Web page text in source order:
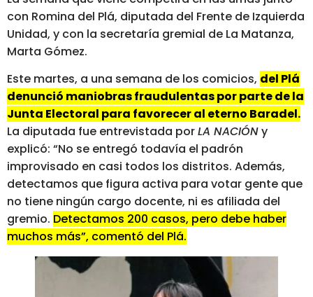
con Romina del Plá, diputada del Frente de Izquierda
Unidad, y con la secretaría gremial de La Matanza,
Marta Gómez.
Este martes, a una semana de los comicios, del Plá
denunció maniobras fraudulentas por parte de la
Junta Electoral para favorecer al eterno Baradel.
La diputada fue entrevistada porLA NACIÓNy
explicó: “No se entregó todavía el padrón
improvisado en casi todos los distritos. Además,
detectamos que figura activa para votar gente que
no tiene ningún cargo docente, ni es afiliada del
gremio. Detectamos 200 casos, pero debe haber
muchos más”, comentó del Plá.